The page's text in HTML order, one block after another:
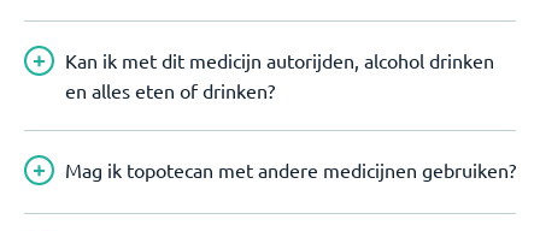
Kan ik met dit medicijn autorijden, alcohol drinken
en alles eten of drinken?
Mag ik topotecan met andere medicijnen gebruiken?